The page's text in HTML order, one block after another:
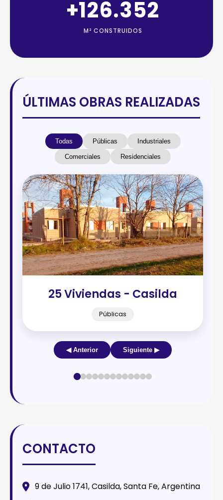
+143.312
M² CONSTRUIDOS
ÚLTIMAS OBRAS REALIZADAS
Todas Públicas Industriales
Comerciales Residenciales
25 Viviendas - Casilda
Públicas
◀ Anterior Siguiente ▶
CONTACTO
9 de Julio 1741, Casilda, Santa Fe, Argentina